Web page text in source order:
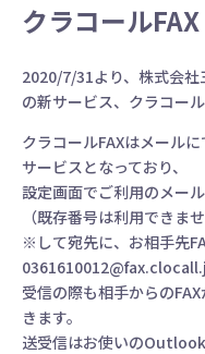
クラコール
2020/7/31より、株式会
の新サービス、クラコー
クラコールFAXはメール
サービスとなっており、
設定画面でご利用のメー
（既存番号は利用できま
※して宛先に、お相手先
受信の際も相手からの
きます。
送受信はお使いの